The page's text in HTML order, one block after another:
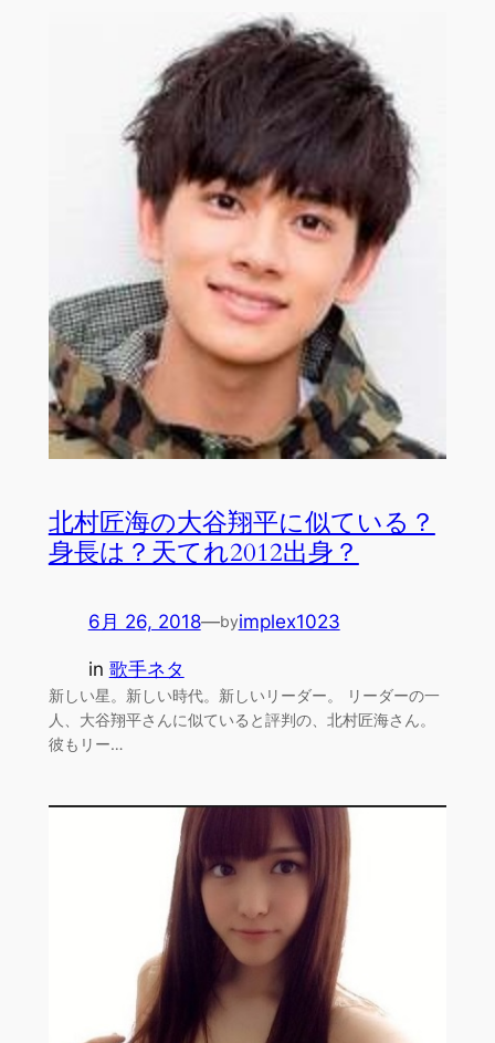
北村匠海の大谷翔平に似ている？
身長は？天てれ2012出身？
6月 26, 2018—byimplex1023
in 歌手ネタ
新しい星。新しい時代。新しいリーダー。 リーダーの一
人、大谷翔平さんに似ていると評判の、北村匠海さん。
彼もリー…